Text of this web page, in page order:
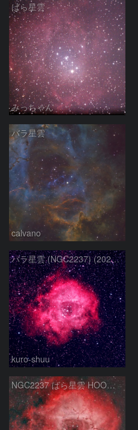
ばら星雲
みっちゃん
バラ星雲
calvano
バラ星雲 (NGC2237) (2026/02/15他2夜)
kuro-shuu
NGC2237 ばら星雲 HOO合成